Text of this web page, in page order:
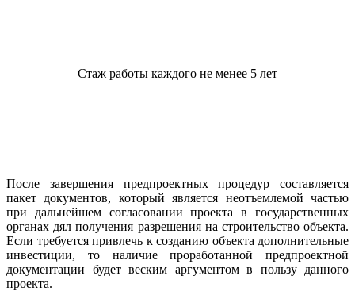
Стаж работы каждого не менее 5 лет
После завершения предпроектных процедур составляется
пакет документов, который является неотъемлемой частью
при дальнейшем согласовании проекта в государственных
органах дял получения разрешения на строительство объекта.
Если требуется привлечь к созданию объекта дополнительные
инвестиции, то наличие проработанной предпроектной
документации будет веским аргументом в пользу данного
проекта.